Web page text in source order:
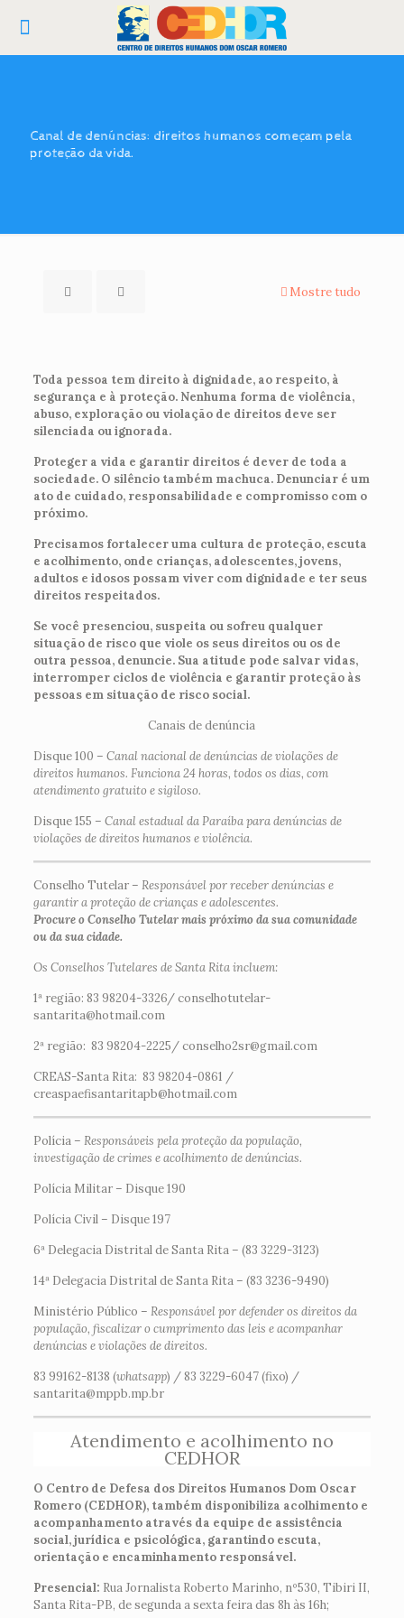
Canal de denúncias: direitos humanos começam pela
proteção da vida.
Mostre tudo
Toda pessoa tem direito à dignidade, ao respeito, à
segurança e à proteção. Nenhuma forma de violência,
abuso, exploração ou violação de direitos deve ser
silenciada ou ignorada.
Proteger a vida e garantir direitos é dever de toda a
sociedade. O silêncio também machuca. Denunciar é um
ato de cuidado, responsabilidade e compromisso com o
próximo.
Precisamos fortalecer uma cultura de proteção, escuta
e acolhimento, onde crianças, adolescentes, jovens,
adultos e idosos possam viver com dignidade e ter seus
direitos respeitados.
Se você presenciou, suspeita ou sofreu qualquer
situação de risco que viole os seus direitos ou os de
outra pessoa, denuncie. Sua atitude pode salvar vidas,
interromper ciclos de violência e garantir proteção às
pessoas em situação de risco social.
Canais de denúncia
Disque 100 – Canal nacional de denúncias de violações de
direitos humanos. Funciona 24 horas, todos os dias, com
atendimento gratuito e sigiloso.
Disque 155 – Canal estadual da Paraíba para denúncias de
violações de direitos humanos e violência.
Conselho Tutelar – Responsável por receber denúncias e
garantir a proteção de crianças e adolescentes.
Procure o Conselho Tutelar mais próximo da sua comunidade
ou da sua cidade.
Os Conselhos Tutelares de Santa Rita incluem:
1ª região: 83 98204-3326/ conselhotutelar-
santarita@hotmail.com
2ª região: 83 98204-2225/ conselho2sr@gmail.com
CREAS-Santa Rita: 83 98204-0861 /
creaspaefisantaritapb@hotmail.com
Polícia – Responsáveis pela proteção da população,
investigação de crimes e acolhimento de denúncias.
Polícia Militar – Disque 190
Polícia Civil – Disque 197
6ª Delegacia Distrital de Santa Rita – (83 3229-3123)
14ª Delegacia Distrital de Santa Rita – (83 3236-9490)
Ministério Público – Responsável por defender os direitos da
população, fiscalizar o cumprimento das leis e acompanhar
denúncias e violações de direitos.
83 99162-8138 (whatsapp) / 83 3229-6047 (fixo) /
santarita@mppb.mp.br
Atendimento e acolhimento no
CEDHOR
O Centro de Defesa dos Direitos Humanos Dom Oscar
Romero (CEDHOR), também disponibiliza acolhimento e
acompanhamento através da equipe de assistência
social, jurídica e psicológica, garantindo escuta,
orientação e encaminhamento responsável.
Presencial: Rua Jornalista Roberto Marinho, nº530, Tibiri II,
Santa Rita-PB, de segunda a sexta feira das 8h às 16h;